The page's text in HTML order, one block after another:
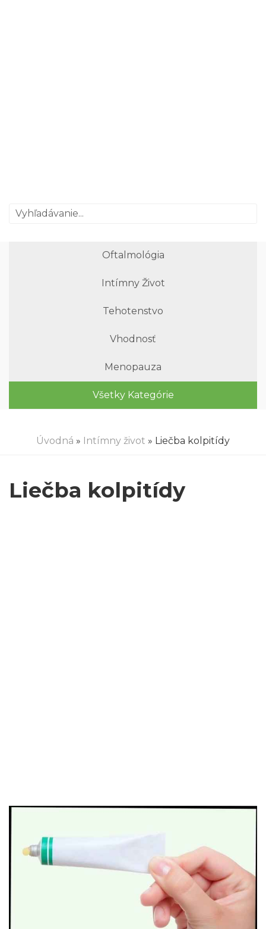
Oftalmológia
Intímny Život
Tehotenstvo
Vhodnosť
Menopauza
Všetky Kategórie
Úvodná » Intímny život » Liečba kolpitídy
Liečba kolpitídy